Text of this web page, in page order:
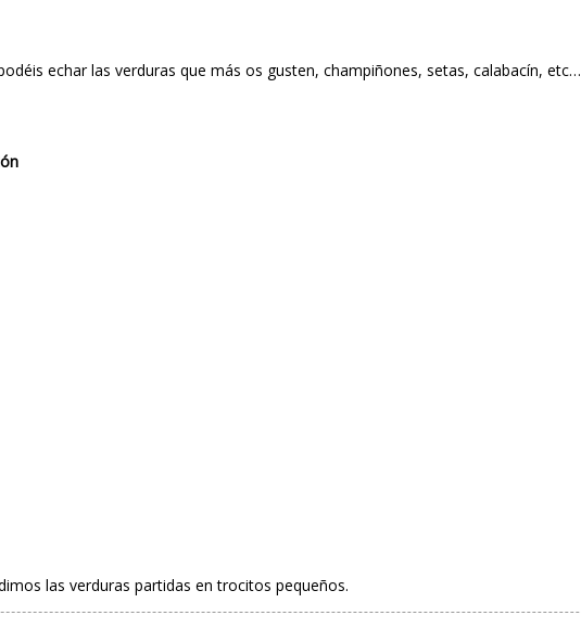
echar las verduras que más os gusten, champiñones, setas, calabacín, etc…
las verduras partidas en trocitos pequeños.